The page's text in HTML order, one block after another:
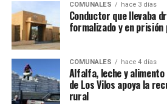
COMUNALES hace 3 días
Conductor que llevaba
formalizado y en
COMUNALES hace 4 días
Alfalfa, leche y
de Los Vilos apoya la
rural